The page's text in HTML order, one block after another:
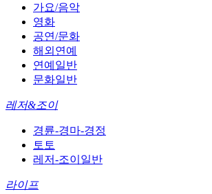
가요/음악
영화
공연/문화
해외연예
연예일반
문화일반
레저&조이
경륜-경마-경정
토토
레저-조이일반
라이프